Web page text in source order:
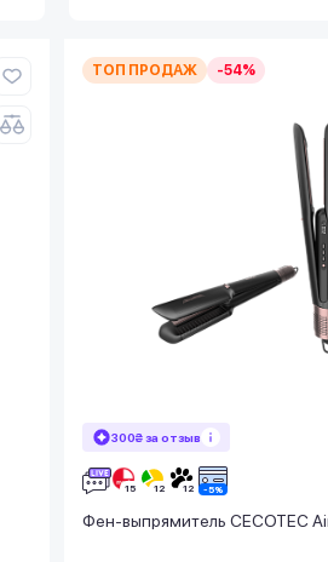
ТОП ПРОДАЖ -54%
300₴ за отзыв
Фен-выпрямитель CECOTEC